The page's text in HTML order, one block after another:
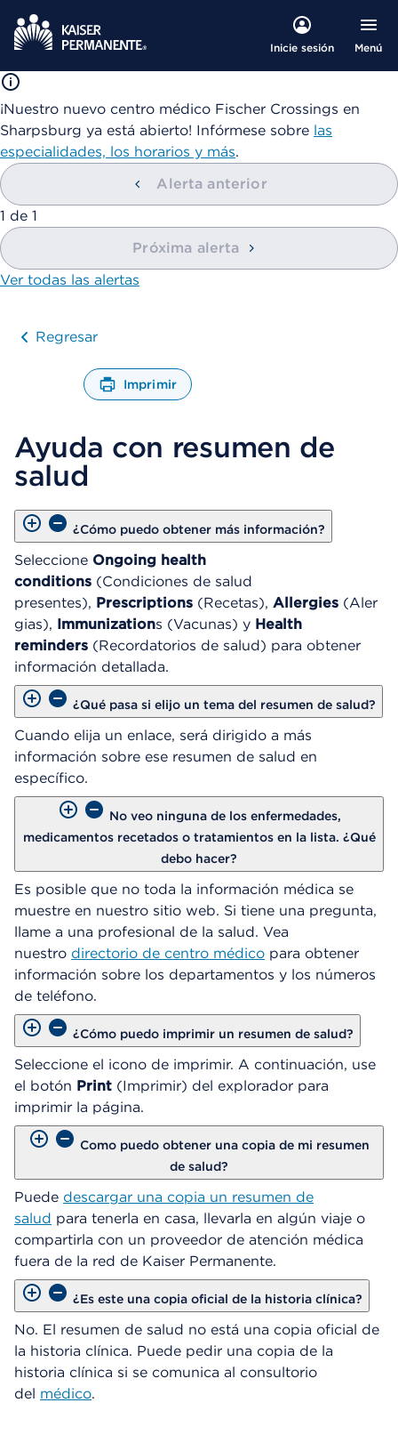
Inicie sesión Menú
¡Nuestro nuevo centro médico Fischer Crossings en
Sharpsburg ya está abierto! Infórmese sobre las
especialidades, los horarios y más.
Alerta anterior
mostrando
1 de 1
Próxima alerta
Ver todas las alertas
Regresar
Imprimir
A
e
C
u
a
d
r
o
e
D
i
á
l
o
g
o
Ayuda con resumen de
salud
¿Cómo puedo obtener más información?
Seleccione Ongoing health
conditions (Condiciones de salud
presentes), Prescriptions (Recetas), Allergies (Aler
gias), Immunizations (Vacunas) y Health
reminders (Recordatorios de salud) para obtener
información detallada.
¿Qué pasa si elijo un tema del resumen de salud?
Cuando elija un enlace, será dirigido a más
información sobre ese resumen de salud en
específico.
No veo ninguna de los enfermedades,
medicamentos recetados o tratamientos en la lista. ¿Qué
debo hacer?
Es posible que no toda la información médica se
muestre en nuestro sitio web. Si tiene una pregunta,
llame a una profesional de la salud. Vea
nuestro directorio de centro médico para obtener
información sobre los departamentos y los números
de teléfono.
¿Cómo puedo imprimir un resumen de salud?
Seleccione el icono de imprimir. A continuación, use
el botón Print (Imprimir) del explorador para
imprimir la página.
Como puedo obtener una copia de mi resumen
de salud?
Puede descargar una copia un resumen de
salud para tenerla en casa, llevarla en algún viaje o
compartirla con un proveedor de atención médica
fuera de la red de Kaiser Permanente.
¿Es este una copia oficial de la historia clínica?
No. El resumen de salud no está una copia oficial de
la historia clínica. Puede pedir una copia de la
historia clínica si se comunica al consultorio
del médico.